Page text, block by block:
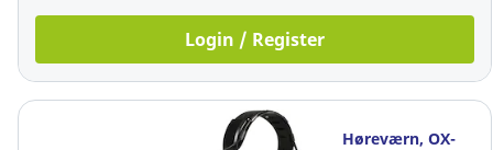
Login / Register
Høreværn, OX-